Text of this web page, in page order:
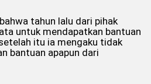
tahun lalu dari pihak
untuk mendapatkan bantuan
itu ia mengaku tidak
bantuan apapun dari